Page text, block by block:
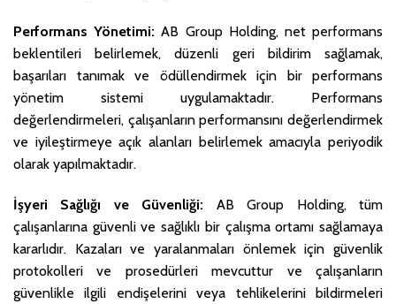
Performans Yönetimi: AB Group Holding, net performans
beklentileri belirlemek, düzenli geri bildirim sağlamak,
başarıları tanımak ve ödüllendirmek için bir performans
yönetim sistemi uygulamaktadır. Performans
değerlendirmeleri, çalışanların performansını değerlendirmek
ve iyileştirmeye açık alanları belirlemek amacıyla periyodik
olarak yapılmaktadır.
İşyeri Sağlığı ve Güvenliği: AB Group Holding, tüm
çalışanlarına güvenli ve sağlıklı bir çalışma ortamı sağlamaya
kararlıdır. Kazaları ve yaralanmaları önlemek için güvenlik
protokolleri ve prosedürleri mevcuttur ve çalışanların
güvenlikle ilgili endişelerini veya tehlikelerini bildirmeleri